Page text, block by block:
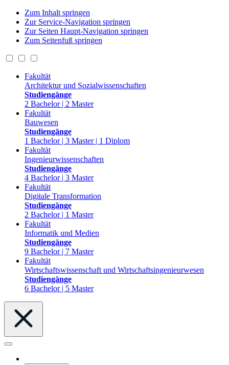
Zum Inhalt springen
Zur Service-Navigation springen
Zur Seiten Haupt-Navigation springen
Zum Seitenfuß springen
Fakultät
Architektur und Sozialwissenschaften
Studiengänge
2 Bachelor | 2 Master
Fakultät
Bauwesen
Studiengänge
1 Bachelor | 3 Master | 1 Diplom
Fakultät
Ingenieurwissenschaften
Studiengänge
4 Bachelor | 3 Master
Fakultät
Digitale Transformation
Studiengänge
2 Bachelor | 1 Master
Fakultät
Informatik und Medien
Studiengänge
9 Bachelor | 7 Master
Fakultät
Wirtschaftswissenschaft und Wirtschaftsingenieurwesen
Studiengänge
6 Bachelor | 5 Master